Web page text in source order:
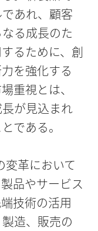
あれ、顧客
る成長のた
るために、創
を強化する
重視とは、
が見込まれ
である。
変革において
品やサービス
技術の活用
造、販売の